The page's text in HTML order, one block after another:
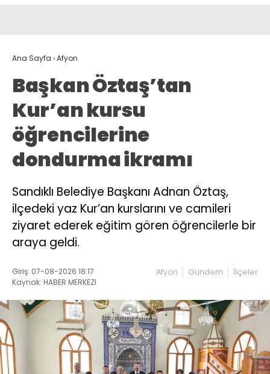
Ana Sayfa ›Afyon
Başkan Öztaş’tan
Kur’an kursu
öğrencilerine
dondurma ikramı
Sandıklı Belediye Başkanı Adnan Öztaş,
ilçedeki yaz Kur’an kurslarını ve camileri
ziyaret ederek eğitim gören öğrencilerle bir
araya geldi.
Giriş: 07-08-2026 18:17
Kaynak: HABER MERKEZI
Afyon Gündem İlçeler